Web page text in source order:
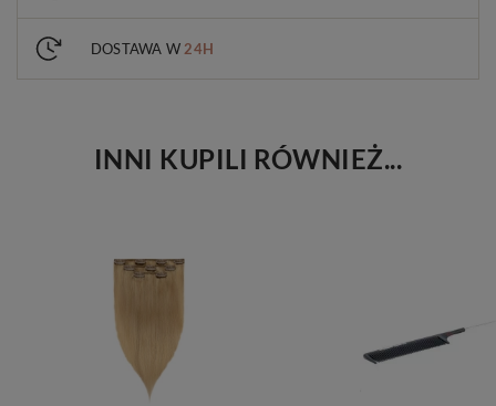
DOSTAWA W 24H
INNI KUPILI RÓWNIEŻ...